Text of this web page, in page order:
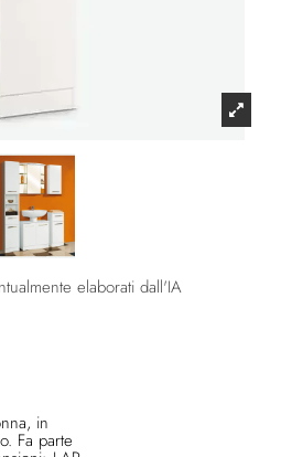
elaborati dall'IA
in
Fa parte